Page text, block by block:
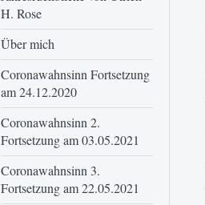
H. Rose
Über mich
Coronawahnsinn Fortsetzung
am 24.12.2020
Coronawahnsinn 2.
Fortsetzung am 03.05.2021
Coronawahnsinn 3.
Fortsetzung am 22.05.2021